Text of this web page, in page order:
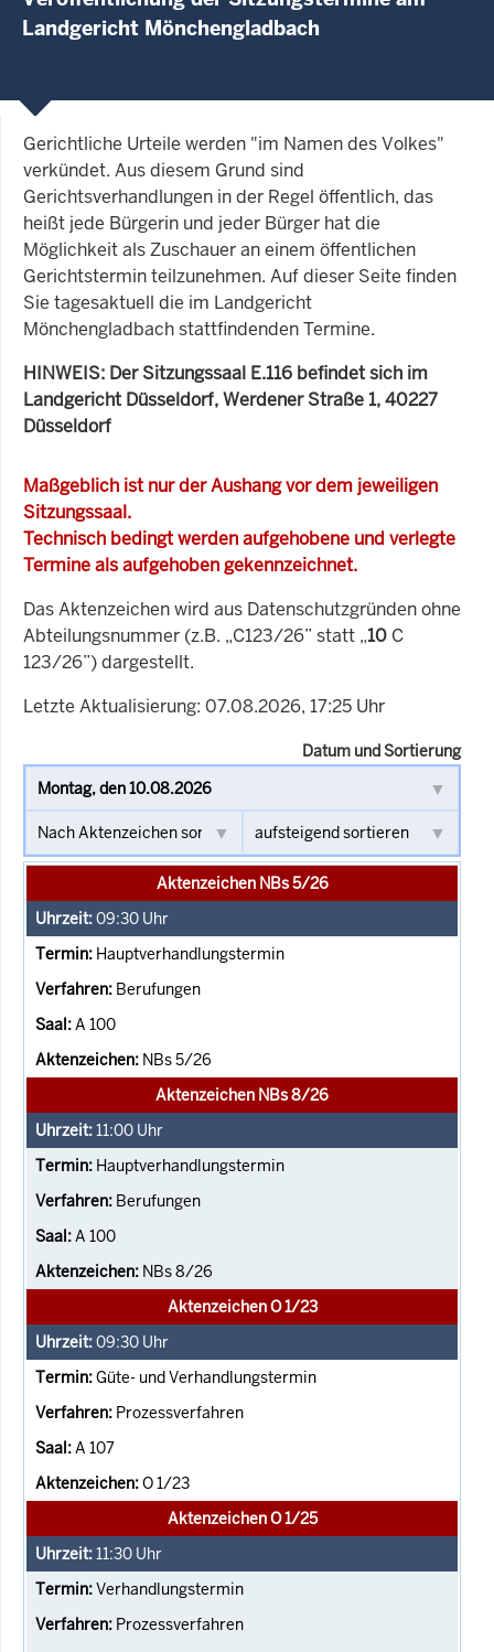
Landgericht Mönchengladbach
Gerichtliche Urteile werden "im Namen des Volkes"
verkündet. Aus diesem Grund sind
Gerichtsverhandlungen in der Regel öffentlich, das
heißt jede Bürgerin und jeder Bürger hat die
Möglichkeit als Zuschauer an einem öffentlichen
Gerichtstermin teilzunehmen. Auf dieser Seite finden
Sie tagesaktuell die im Landgericht
Mönchengladbach stattfindenden Termine.
HINWEIS: Der Sitzungssaal E.116 befindet sich im
Landgericht Düsseldorf, Werdener Straße 1, 40227
Düsseldorf
Maßgeblich ist nur der Aushang vor dem jeweiligen
Sitzungssaal.
Technisch bedingt werden aufgehobene und verlegte
Termine als aufgehoben gekennzeichnet.
Das Aktenzeichen wird aus Datenschutzgründen ohne
Abteilungsnummer (z.B. „C123/26” statt „10 C
123/26”) dargestellt.
Letzte Aktualisierung: 07.08.2026, 17:25 Uhr
Datum und Sortierung
Aktenzeichen NBs 5/26
09:30 Uhr
Hauptverhandlungstermin
Berufungen
A 100
NBs 5/26
Aktenzeichen NBs 8/26
11:00 Uhr
Hauptverhandlungstermin
Berufungen
A 100
NBs 8/26
Aktenzeichen O 1/23
09:30 Uhr
Güte- und Verhandlungstermin
Prozessverfahren
A 107
O 1/23
Aktenzeichen O 1/25
11:30 Uhr
Verhandlungstermin
Prozessverfahren